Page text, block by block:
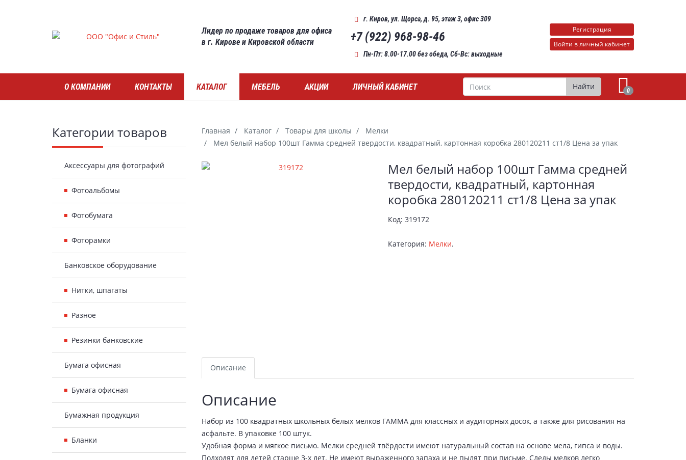
Лидер по продаже товаров для офиса
в г. Кирове и Кировской области
г. Киров, ул. Щорса, д. 95, этаж 3, офис 309
+7 (922) 968-98-46
Пн-Пт: 8.00-17.00 без обеда, Сб-Вс: выходные
Регистрация
Войти в личный кабинет
НавигацияО КОМПАНИИ КОНТАКТЫ КАТАЛОГ МЕБЕЛЬ АКЦИИ ЛИЧНЫЙ КАБИНЕТ 0
Поиск Найти
Главная Каталог Товары для школы
Мелки
Мел белый набор 100шт Гамма средней твердости, квадратный, картонная коробка 280120211 ст1/8 Цена за упак
Галерея
Мел белый набор 100шт Гамма средней
твердости, квадратный, картонная
коробка 280120211 ст1/8 Цена за упак
Код:319172
Категория: Мелки.
Описание
Описание
Набор из 100 квадратных школьных белых мелков ГАММА для классных и аудиторных досок, а также для рисования на
асфальте. В упаковке 100 штук.
Удобная форма и мягкое письмо. Мелки средней твёрдости имеют натуральный состав на основе мела, гипса и воды.
Подходят для детей старше 3-х лет. Не имеют выраженного запаха и не пылят при письме. Следы мелков легко
Боковая
панель
Категории товаров
Аксессуары для фотографий
Фотоальбомы
Фотобумага
Фоторамки
Банковское оборудование
Нитки, шпагаты
Разное
Резинки банковские
Бумага офисная
Бумага офисная
Бумажная продукция
Бланки